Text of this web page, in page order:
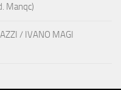
Manqc)
/ IVANO MAGI